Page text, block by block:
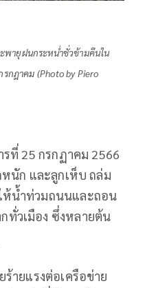
พายุฝนกระหน่ำชั่วข้ามคืนใน
กฎาคม (Photo by Piero
รที่ 25 กรกฏาคม 2566
นัก และลูกเห็บ ถล่ม
ห้น้ำท่วมถนนและถอน
ทั่วเมือง ซึ่งหลายต้น
ร้ายแรงต่อเครือข่าย